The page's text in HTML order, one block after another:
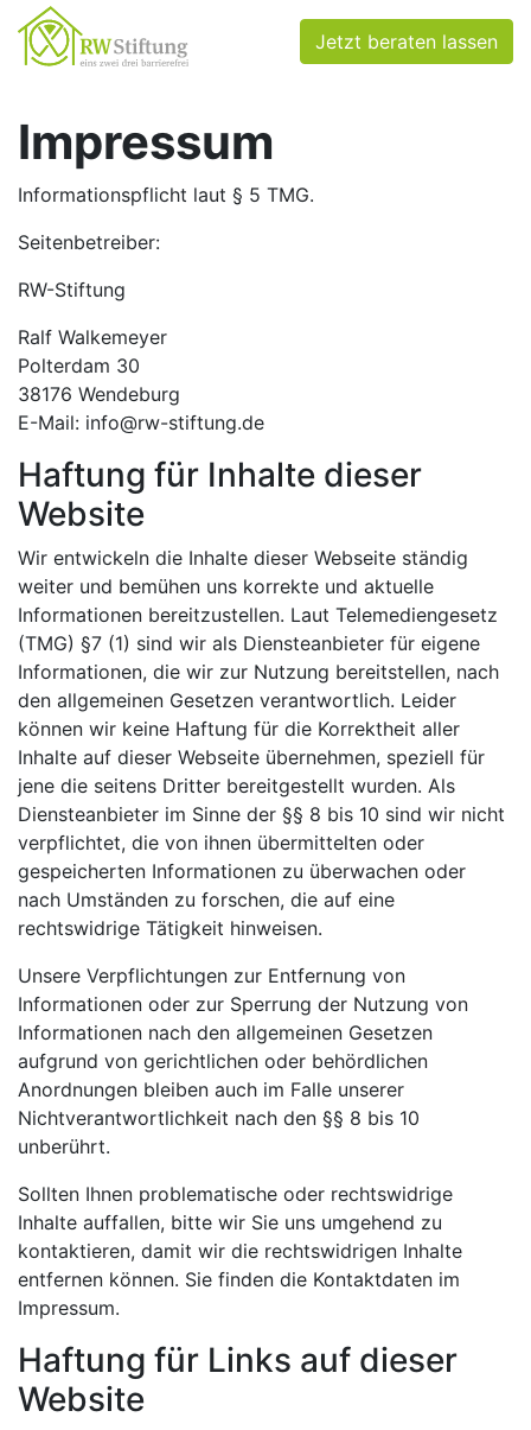
Jetzt beraten lassen
Impressum
Impressum
Informationspflicht laut § 5 TMG.
Seitenbetreiber:
RW-Stiftung
Ralf Walkemeyer
Polterdam 30
38176 Wendeburg
E-Mail: info@rw-stiftung.de
Haftung für Inhalte dieser
Website
Wir entwickeln die Inhalte dieser Webseite ständig
weiter und bemühen uns korrekte und aktuelle
Informationen bereitzustellen. Laut Telemediengesetz
(TMG) §7 (1) sind wir als Diensteanbieter für eigene
Informationen, die wir zur Nutzung bereitstellen, nach
den allgemeinen Gesetzen verantwortlich. Leider
können wir keine Haftung für die Korrektheit aller
Inhalte auf dieser Webseite übernehmen, speziell für
jene die seitens Dritter bereitgestellt wurden. Als
Diensteanbieter im Sinne der §§ 8 bis 10 sind wir nicht
verpflichtet, die von ihnen übermittelten oder
gespeicherten Informationen zu überwachen oder
nach Umständen zu forschen, die auf eine
rechtswidrige Tätigkeit hinweisen.
Unsere Verpflichtungen zur Entfernung von
Informationen oder zur Sperrung der Nutzung von
Informationen nach den allgemeinen Gesetzen
aufgrund von gerichtlichen oder behördlichen
Anordnungen bleiben auch im Falle unserer
Nichtverantwortlichkeit nach den §§ 8 bis 10
unberührt.
Sollten Ihnen problematische oder rechtswidrige
Inhalte auffallen, bitte wir Sie uns umgehend zu
kontaktieren, damit wir die rechtswidrigen Inhalte
entfernen können. Sie finden die Kontaktdaten im
Impressum.
Haftung für Links auf dieser
Website